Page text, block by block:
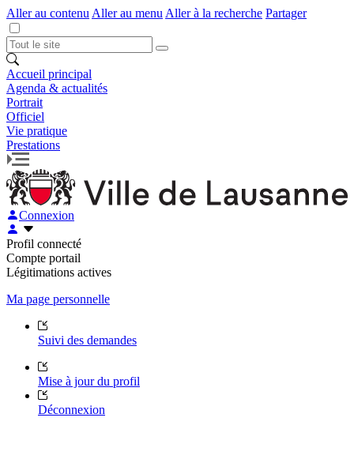
Aller au contenu Aller au menu Aller à la recherche Partager
Accueil principal
Agenda & actualités
Portrait
Officiel
Vie pratique
Prestations
Connexion
Profil connecté
Compte portail
Légitimations actives
Ma page personnelle
Suivi des demandes
Mise à jour du profil
Déconnexion